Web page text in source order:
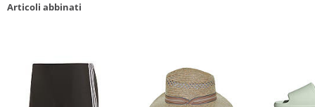
Articoli abbinati